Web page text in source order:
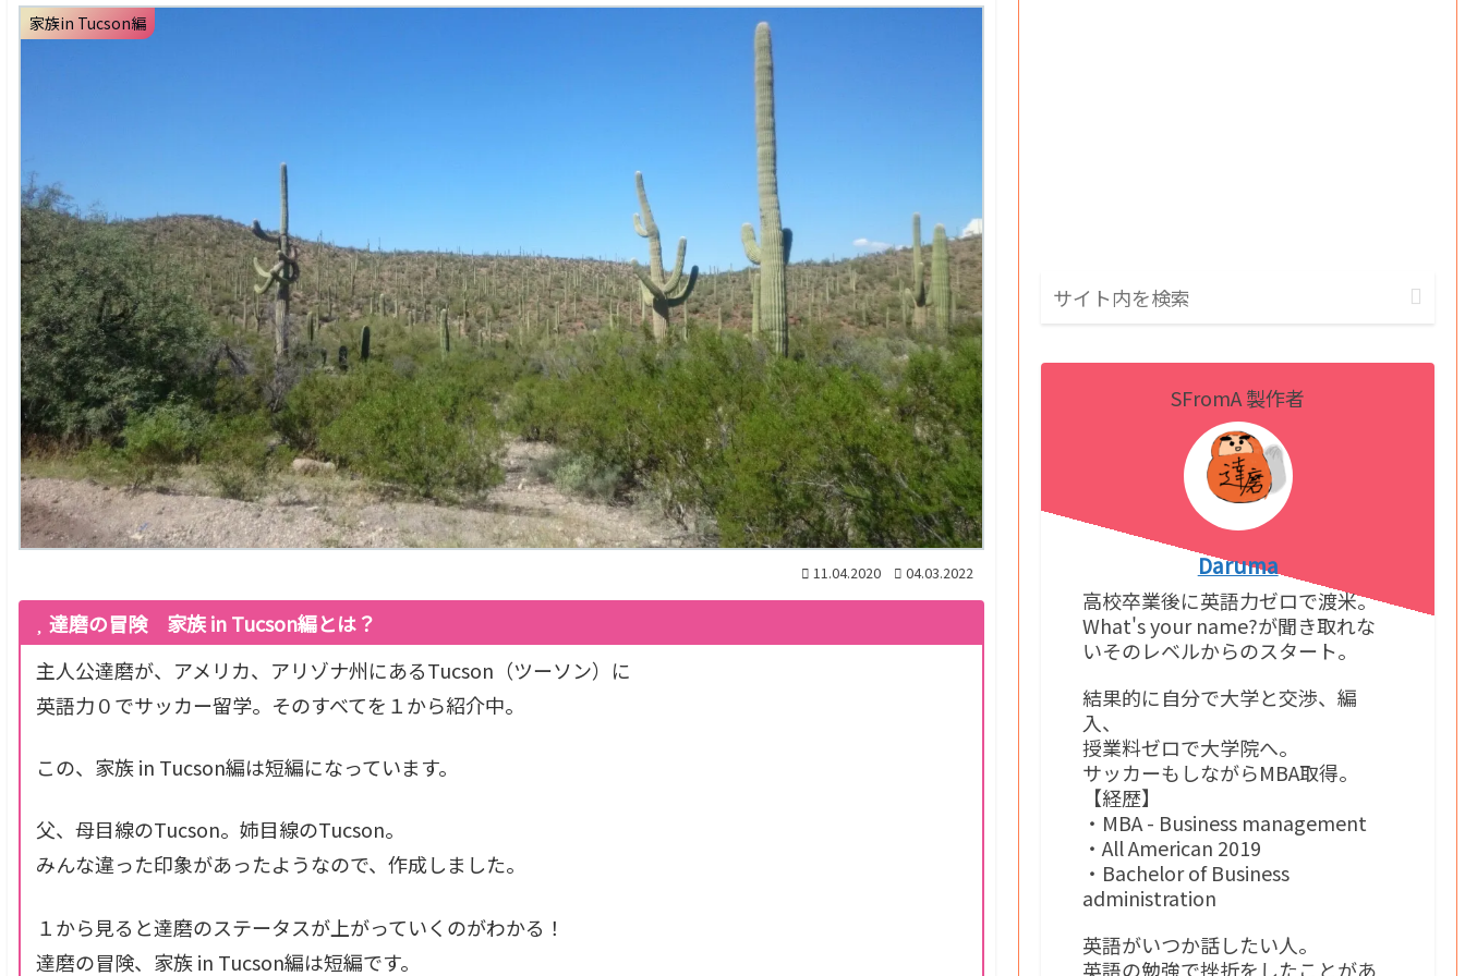
家族in Tucson編
11.04.2020 04.03.2022
達磨の冒険 家族 in Tucson編とは？
主人公達磨が、アメリカ、アリゾナ州にあるTucson（ツーソン）に
英語力０でサッカー留学。そのすべてを１から紹介中。
この、家族 in Tucson編は短編になっています。
父、母目線のTucson。姉目線のTucson。
みんな違った印象があったようなので、作成しました。
１から見ると達磨のステータスが上がっていくのがわかる！
達磨の冒険、家族 in Tucson編は短編です。
SFromA 製作者
Daruma
高校卒業後に英語力ゼロで渡米。
What's your name?が聞き取れな
いそのレベルからのスタート。
結果的に自分で大学と交渉、編
入、
授業料ゼロで大学院へ。
サッカーもしながらMBA取得。
【経歴】
・MBA - Business management
・All American 2019
・Bachelor of Business
administration
英語がいつか話したい人。
英語の勉強で挫折をしたことがあ